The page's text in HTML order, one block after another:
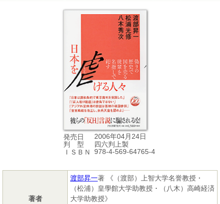
発売日
2006年04月24日
判 型
四六判上製
ＩＳＢＮ
978-4-569-64765-4
著者
渡部昇一著 《（渡部）上智大学名誉教授・
（松浦）皇學館大学助教授・（八木）高崎経済
大学助教授》